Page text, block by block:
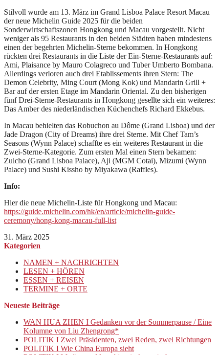
Stilvoll wurde am 13. März im Grand Lisboa Palace Resort Macau
der neue Michelin Guide 2025 für die beiden
Sonderwirtschaftszonen Hongkong und Macau vorgestellt. Nicht
weniger als 95 Restaurants in den beiden Städten haben mindestens
einen der begehrten Michelin-Sterne bekommen. In Hongkong
rückten drei Restaurants in die Liste der Ein-Sterne-Restaurants auf:
Ami, Plaisance by Mauro Colagreco und Tuber Umberto Bombana.
Allerdings verloren auch drei Etablissements ihren Stern: The
Demon Celebrity, Ming Court (Mong Kok) und Mandarin Grill +
Bar auf der ersten Etage im Mandarin Oriental. Zu den bisherigen
fünf Drei-Sterne-Restaurants in Hongkong gesellte sich ein weiteres:
Das Amber des niederländischen Küchenchefs Richard Ekkebus.
In Macau behielten das Robuchon au Dôme (Grand Lisboa) und der
Jade Dragon (City of Dreams) ihre drei Sterne. Mit Chef Tam’s
Seasons (Wynn Palace) schaffte es ein weiteres Restaurant in die
Zwei-Sterne-Kategorie. Zum ersten Mal einen Stern bekamen:
Zuicho (Grand Lisboa Palace), Aji (MGM Cotai), Mizumi (Wynn
Palace) und Sushi Kissho by Miyakawa (Raffles).
Info:
Hier die neue Michelin-Liste für Hongkong und Macau:
https://guide.michelin.com/hk/en/article/michelin-guide-
ceremony/hong-kong-macau-full-list
31. März 2025
Kategorien
NAMEN + NACHRICHTEN
LESEN + HÖREN
ESSEN + REISEN
TERMINE + ORTE
Neueste Beiträge
WAN HUA ZHEN I Gedanken vor der Sommerpause / Eine
Kolumne von Liu Zhengrong*
POLITIK I Zwei Präsidenten, zwei Reden, zwei Richtungen
POLITIK I Wie China Europa sieht